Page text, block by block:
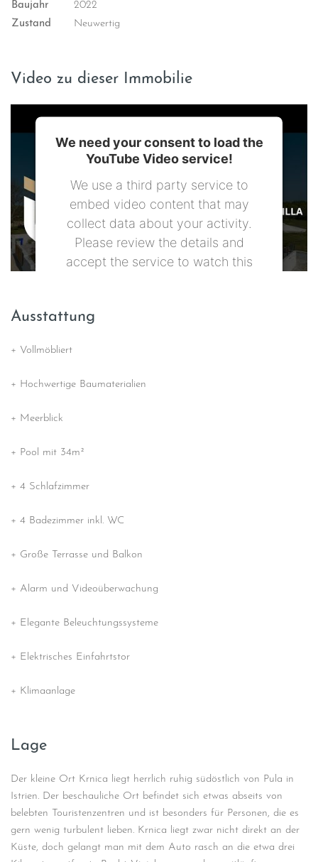
Baujahr
2022
Zustand
Neuwertig
Video zu dieser Immobilie
We need your consent to load the
YouTube Video service!
We use a third party service to
embed video content that may
collect data about your activity.
Please review the details and
accept the service to watch this
Ausstattung
+ Vollmöbliert
+ Hochwertige Baumaterialien
+ Meerblick
+ Pool mit 34m²
+ 4 Schlafzimmer
+ 4 Badezimmer inkl. WC
+ Große Terrasse und Balkon
+ Alarm und Videoüberwachung
+ Elegante Beleuchtungssysteme
+ Elektrisches Einfahrtstor
+ Klimaanlage
Lage
Der kleine Ort Krnica liegt herrlich ruhig südöstlich von Pula in
Istrien. Der beschauliche Ort befindet sich etwas abseits von
belebten Touristenzentren und ist besonders für Personen, die es
gern wenig turbulent lieben. Krnica liegt zwar nicht direkt an der
Küste, doch gelangt man mit dem Auto rasch an die etwa drei